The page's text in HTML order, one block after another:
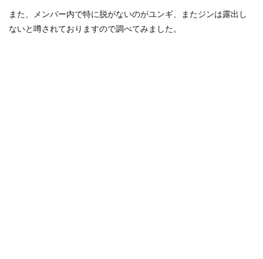
また、メンバー内で特に脱がないのがユンギ、またジンは露出し
ないと噂されておりますので調べてみました。